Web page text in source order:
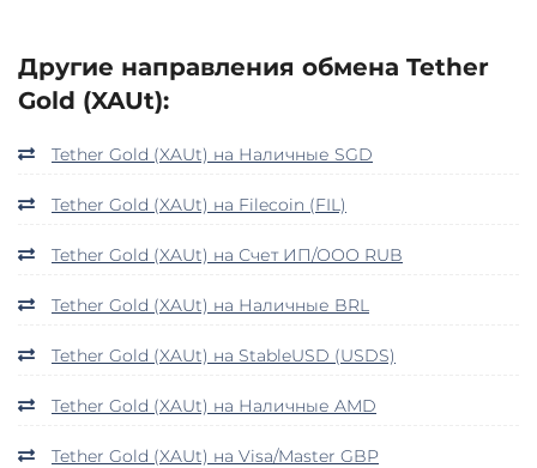
Другие направления обмена Tether
Gold (XAUt):
Tether Gold (XAUt) на Наличные SGD
Tether Gold (XAUt) на Filecoin (FIL)
Tether Gold (XAUt) на Счет ИП/ООО RUB
Tether Gold (XAUt) на Наличные BRL
Tether Gold (XAUt) на StableUSD (USDS)
Tether Gold (XAUt) на Наличные AMD
Tether Gold (XAUt) на Visa/Master GBP